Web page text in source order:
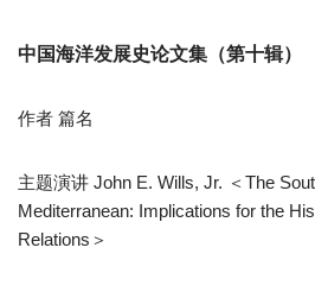
中国海洋发展史论文集（第十辑）
作者 篇名
主题演讲 John E. Wills, Jr. ＜The
Mediterranean: Implications for the
Relations＞